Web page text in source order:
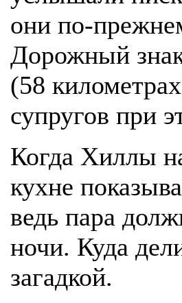
они по-
Дорожный
(58
супругов при
Когда Хиллы
кухне
ведь пара
ночи. Куда
загадкой.